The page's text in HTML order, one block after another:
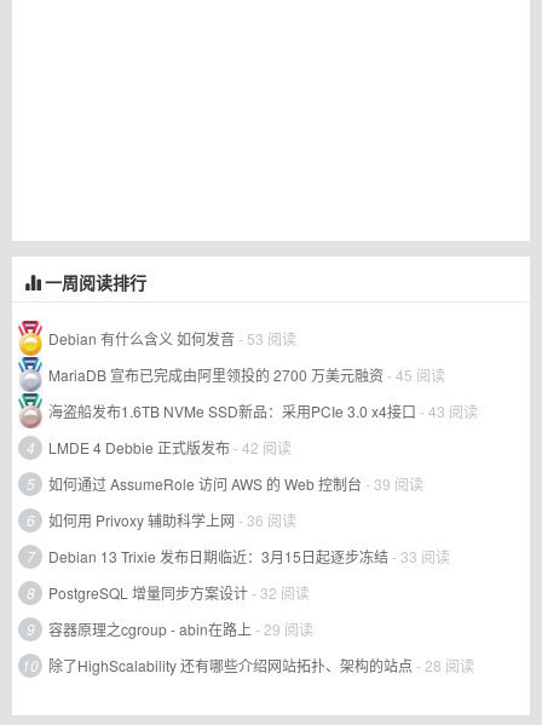
一周阅读排行
Debian 有什么含义 如何发音- 53 阅读
MariaDB 宣布已完成由阿里领投的 2700 万美元融资 - 45 阅读
海盗船发布1.6TB NVMe SSD新品：采用PCIe 3.0 x4接口 - 43 阅读
4
LMDE 4 Debbie 正式版发布- 42 阅读
5
如何通过 AssumeRole 访问 AWS 的 Web 控制台 - 39 阅读
6
如何用 Privoxy 辅助科学上网 - 36 阅读
7
Debian 13 Trixie 发布日期临近：3月15日起逐步冻结- 33 阅读
8
PostgreSQL 增量同步方案设计- 32 阅读
9
容器原理之cgroup - abin在路上 - 29 阅读
10 除了HighScalability 还有哪些介绍网站拓扑、架构的站点 - 28 阅读